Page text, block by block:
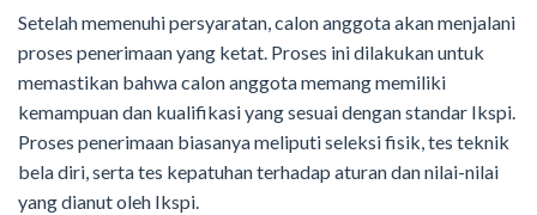
Setelah memenuhi persyaratan, calon anggota akan menjalani
proses penerimaan yang ketat. Proses ini dilakukan untuk
memastikan bahwa calon anggota memang memiliki
kemampuan dan kualifikasi yang sesuai dengan standar Ikspi.
Proses penerimaan biasanya meliputi seleksi fisik, tes teknik
bela diri, serta tes kepatuhan terhadap aturan dan nilai-nilai
yang dianut oleh Ikspi.